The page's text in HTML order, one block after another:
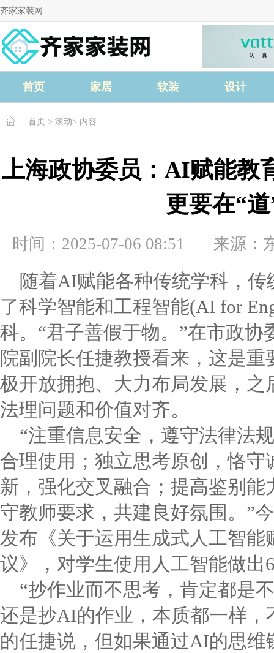
齐家家装网
首页 家居 软装 设计
首页 > 滚动> 内容
上海政协委员：AI赋能教
更要在“
时间：2025-07-06 08:51 来源：
随着AI赋能各种传统学科，
了科学智能和工程智能(AI for
科。“君子善假于物。”在市政协
院副院长任捷教授看来，这是
极开放拥抱、大力布局发展，之
法理问题和价值对齐。
“注重信息安全，遵守法律法
合理使用；独立思考原创，恪守
新，强化交叉融合；提高鉴别能
守教师要求，共建良好氛围。”
发布《关于运用生成式人工智能
议》，对学生使用人工智能做出
“抄作业而不思考，肯定都是
还是抄AI的作业，本质都一样，
的任捷说，但如果通过AI的思